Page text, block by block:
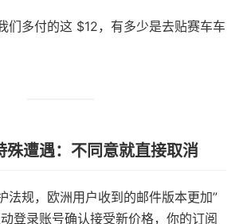
们多付的这 $12，有多少是去贴赛车车
殊遭遇：不同意就直接取消
法规，欧洲用户收到的邮件版本更加”
登录账号确认接受新价格，你的订阅